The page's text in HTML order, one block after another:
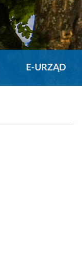
E-URZĄD